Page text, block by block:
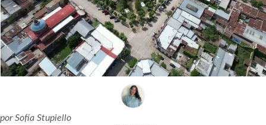
porSofía Stupiello